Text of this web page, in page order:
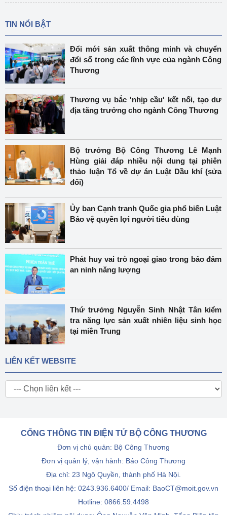
TIN NỔI BẬT
Đổi mới sản xuất thông minh và chuyển
đổi số trong các lĩnh vực của ngành Công
Thương
Thương vụ bắc 'nhịp cầu' kết nối, tạo dư
địa tăng trưởng cho ngành Công Thương
Bộ trưởng Bộ Công Thương Lê Mạnh
Hùng giải đáp nhiều nội dung tại phiên
thảo luận Tổ về dự án Luật Dầu khí (sửa
đổi)
Ủy ban Cạnh tranh Quốc gia phổ biến Luật
Bảo vệ quyền lợi người tiêu dùng
Phát huy vai trò ngoại giao trong bảo đảm
an ninh năng lượng
Thứ trưởng Nguyễn Sinh Nhật Tân kiểm
tra năng lực sản xuất nhiên liệu sinh học
tại miền Trung
LIÊN KẾT WEBSITE
CỔNG THÔNG TIN ĐIỆN TỬ BỘ CÔNG THƯƠNG
Đơn vị chủ quản: Bộ Công Thương
Đơn vị quản lý, vận hành: Báo Công Thương
Địa chỉ: 23 Ngô Quyền, thành phố Hà Nội.
Số điện thoại liên hệ: 0243.936.6400/ Email: BaoCT@moit.gov.vn
Hotline: 0866.59.4498